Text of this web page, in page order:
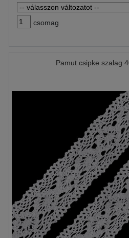
csomag
Pamut csipke szalag